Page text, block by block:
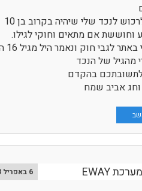
בקרוב בן 10
וחוקי לגילו.
בדקתי באתר לגבי חוק ונאמר היל מגיל 16 האם
6 באפריל 2018